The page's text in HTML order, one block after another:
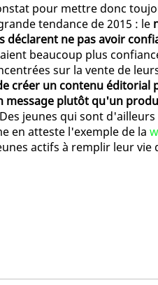
pour mettre donc
tendance de 2015 : le
ne pas avoir
beaucoup plus
sur la vente de
créer un contenu éditorial
message plutôt qu'un
jeunes qui sont
en atteste l'exemple de la
actifs à remplir leur vie